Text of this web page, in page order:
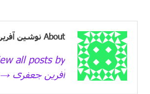
About نوشین آفرین جعفری
آفرین جعفری →